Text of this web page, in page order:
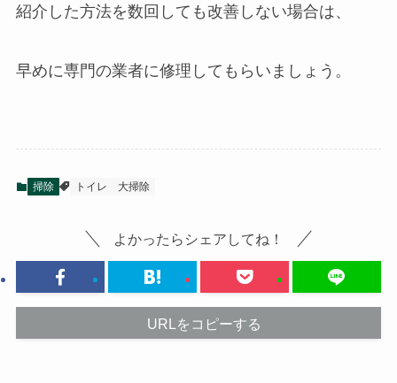
紹介した方法を数回しても改善しない場合は、
早めに専門の業者に修理してもらいましょう。
掃除 トイレ 大掃除
よかったらシェアしてね！
URLをコピーする